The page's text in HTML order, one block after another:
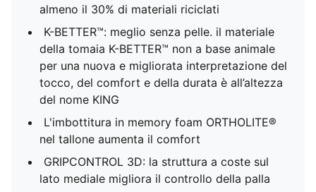
almeno il 30% di materiali riciclati
K-BETTER™: meglio senza pelle. il materiale
della tomaia K-BETTER™ non a base animale
per una nuova e migliorata interpretazione del
tocco, del comfort e della durata è all’altezza
del nome KING
L'imbottitura in memory foam ORTHOLITE®
nel tallone aumenta il comfort
GRIPCONTROL 3D: la struttura a coste sul
lato mediale migliora il controllo della palla